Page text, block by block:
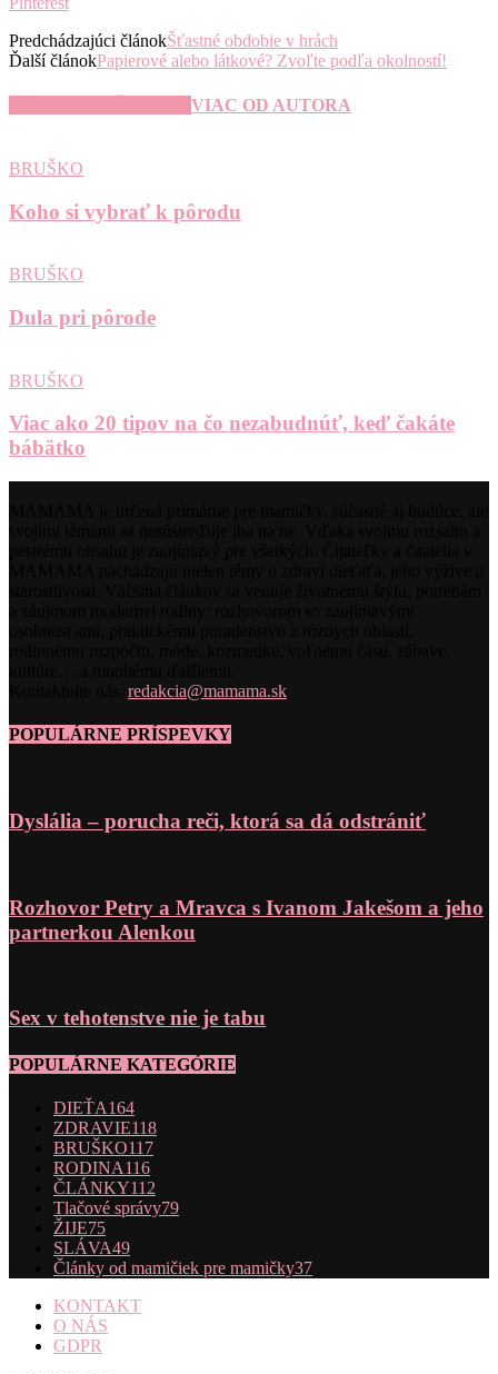
Predchádzajúci článokŠťastné obdobie v hrách
Ďalší článokPapierové alebo látkové? Zvoľte podľa okolností!
VIAC OD AUTORA
BRUŠKO
Koho si vybrať k pôrodu
BRUŠKO
Dula pri pôrode
BRUŠKO
Viac ako 20 tipov na čo nezabudnúť, keď čakáte
bábätko
redakcia@mamama.sk
POPULÁRNE PRÍSPEVKY
Dyslália – porucha reči, ktorá sa dá odstrániť
Rozhovor Petry a Mravca s Ivanom Jakešom a jeho
partnerkou Alenkou
Sex v tehotenstve nie je tabu
POPULÁRNE KATEGÓRIE
DIEŤA164
ZDRAVIE118
BRUŠKO117
RODINA116
ČLÁNKY112
Tlačové správy79
ŽIJE75
SLÁVA49
Články od mamičiek pre mamičky37
KONTAKT
O NÁS
GDPR